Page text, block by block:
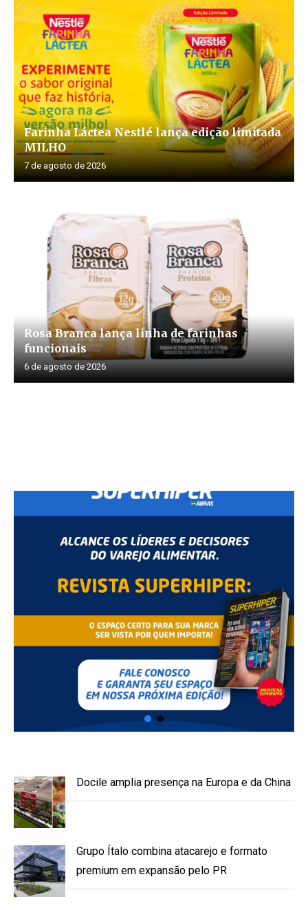
Farinha Láctea Nestlé lança edição limitada
MILHO
7 de agosto de 2026
Rosa Branca lança linha de farinhas
funcionais
6 de agosto de 2026
Docile amplia presença na Europa e da China
Grupo Ítalo combina atacarejo e formato
premium em expansão pelo PR